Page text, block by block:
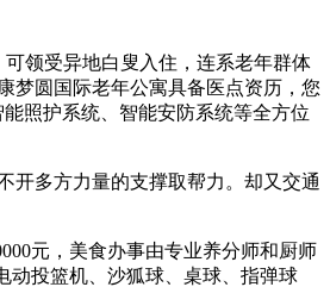
领受异地白叟入住，连系老年群体
梦圆国际老年公寓具备医点资历，您
照护系统、智能安防系统等全方位
多方力量的支撑取帮力。却又交通
元，美食办事由专业养分师和厨师
动投篮机、沙狐球、桌球、指弹球